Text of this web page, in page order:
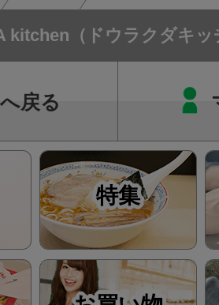
をご提案します。.#
kitchen（ドウラクダキッ
戻る
特集